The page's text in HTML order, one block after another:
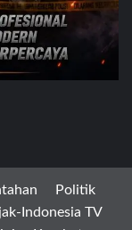
Politik
Indonesia TV